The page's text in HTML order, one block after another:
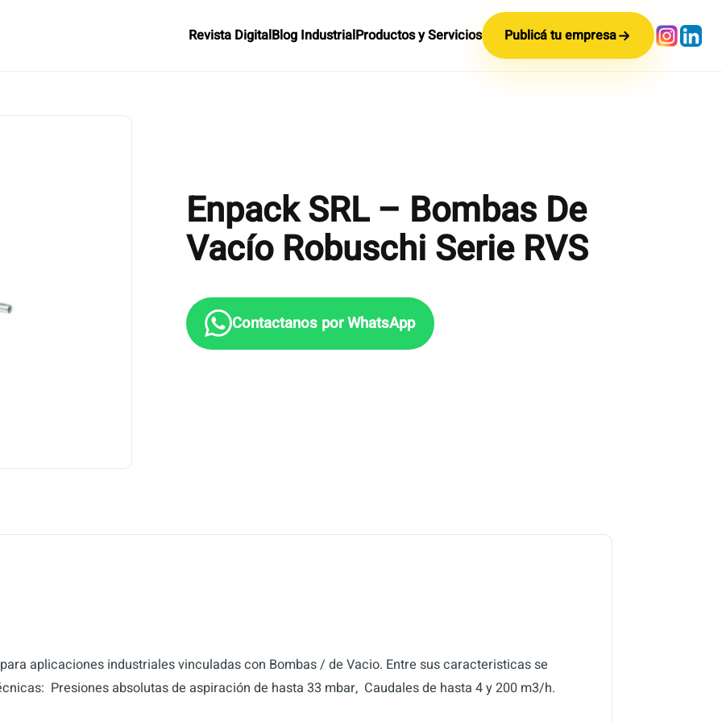
Revista DigitalBlog IndustrialProductos y Servicios Publicá tu empresa
Enpack SRL – Bombas De
Vacío Robuschi Serie RVS
aplicaciones industriales vinculadas con Bombas / de Vacio. Entre sus caracteristicas se
 Presiones absolutas de aspiración de hasta 33 mbar,  Caudales de hasta 4 y 200 m3/h.